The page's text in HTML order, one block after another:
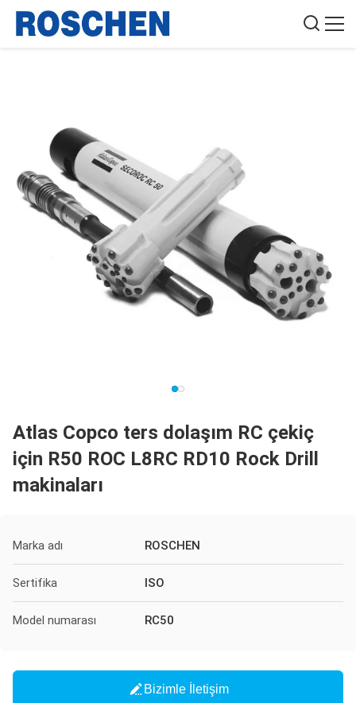
Atlas Copco ters dolaşım RC çekiç
için R50 ROC L8RC RD10 Rock Drill
makinaları
Marka adı ROSCHEN
Sertifika ISO
Model numarası RC50
Bizimle İletişim